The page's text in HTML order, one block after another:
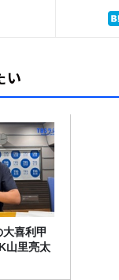
い
大喜利甲
山里亮太